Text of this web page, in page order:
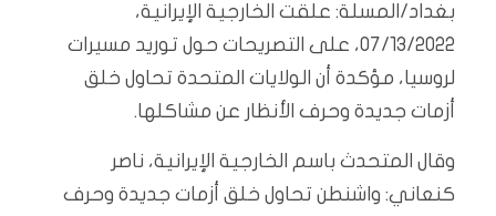
بغداد/المسلة: علقت الخارجية الإيرانية،
07/13/2022، على التصريحات حول توريد مسيرات
لروسيا، مؤكدة أن الولايات المتحدة تحاول خلق
أزمات جديدة وحرف الأنظار عن مشاكلها.
وقال المتحدث باسم الخارجية الإيرانية، ناصر
كنعاني: واشنطن تحاول خلق أزمات جديدة وحرف